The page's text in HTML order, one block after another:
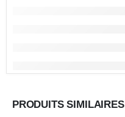
PRODUITS SIMILAIRES